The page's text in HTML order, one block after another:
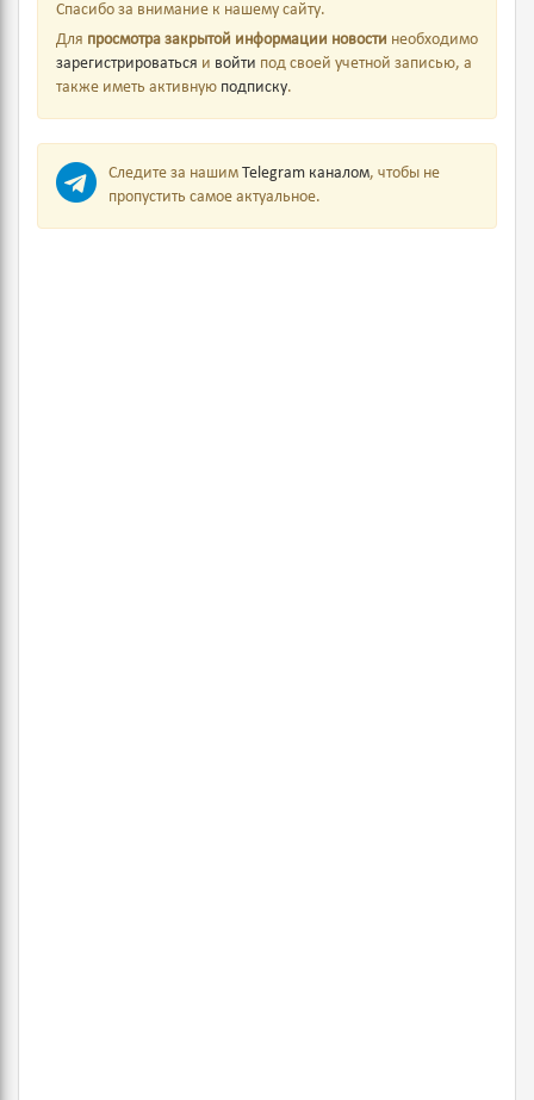
Спасибо за внимание к нашему сайту.
Для просмотра закрытой информации новости необходимо
зарегистрироваться и войти под своей учетной записью, а
также иметь активную подписку.
Следите за нашим Telegram каналом, чтобы не
пропустить самое актуальное.